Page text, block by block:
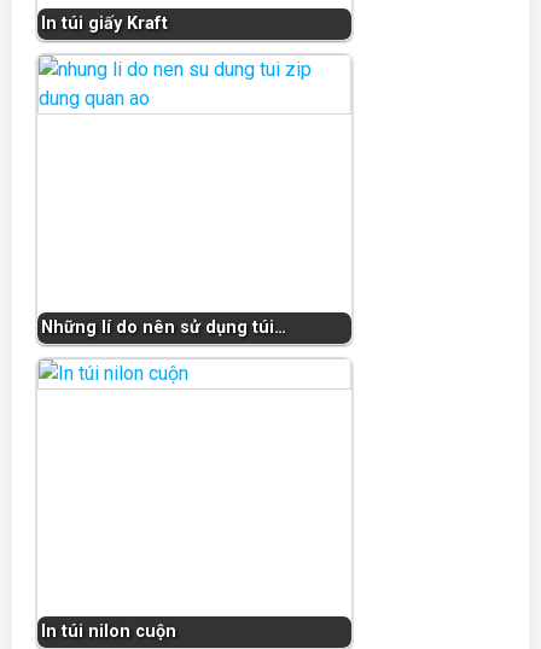
In túi giấy Kraft
Những lí do nên sử dụng túi…
In túi nilon cuộn